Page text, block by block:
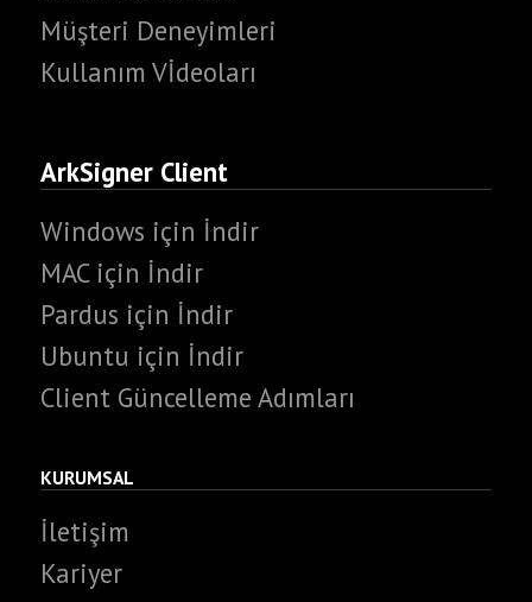
Müşteri Deneyimleri
Kullanım Vİdeoları
ArkSigner Client
Windows için İndir
MAC için İndir
Pardus için İndir
Ubuntu için İndir
Client Güncelleme Adımları
KURUMSAL
İletişim
Kariyer